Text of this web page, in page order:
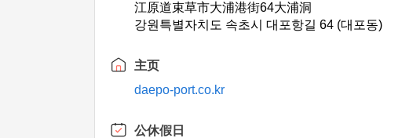
江原道束草市大浦港街64大浦洞
강원특별자치도 속초시 대포항길 64 (대포동)
主页
daepo-port.co.kr
公休假日